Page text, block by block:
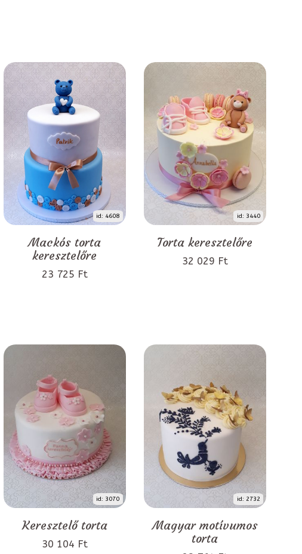
id: 4608
Mackós torta
keresztelőre
23 725 Ft
id: 3440
Torta keresztelőre
32 029 Ft
id: 3070
Keresztelő torta
30 104 Ft
id: 2732
Magyar motívumos
torta